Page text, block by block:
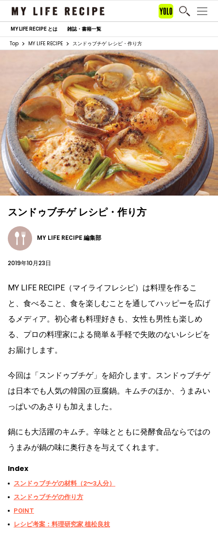
MY LIFE RECIPE とは 雑誌・書籍一覧
Top MY LIFE RECIPE スンドゥブチゲ レシピ・作り方
スンドゥブチゲ レシピ・作り方
MY LIFE RECIPE 編集部
2019年10月23日
MY LIFE RECIPE（マイライフレシピ）は料理を作るこ
と、食べること、食を楽しむことを通してハッピーを広げ
るメディア。初心者も料理好きも、女性も男性も楽しめ
る、プロの料理家による簡単＆手軽で失敗のないレシピを
お届けします。
今回は「スンドゥブチゲ」を紹介します。スンドゥブチゲ
は日本でも人気の韓国の豆腐鍋。キムチのほか、うまみい
っぱいのあさりも加えました。
鍋にも大活躍のキムチ。辛味とともに発酵食品ならではの
うまみが鍋の味に奥行きを与えてくれます。
Index
スンドゥブチゲの材料（2〜3人分）
スンドゥブチゲの作り方
POINT
レシピ考案：料理研究家 植松良枝